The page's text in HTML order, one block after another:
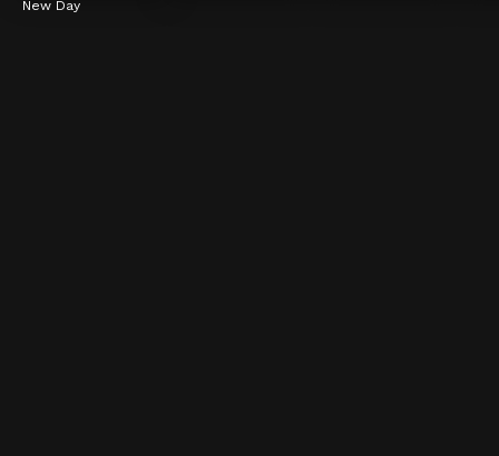
New Day